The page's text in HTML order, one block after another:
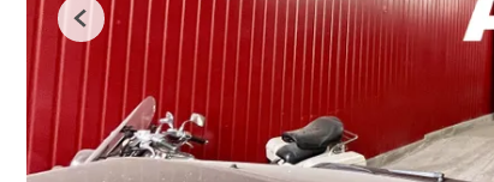
Previous